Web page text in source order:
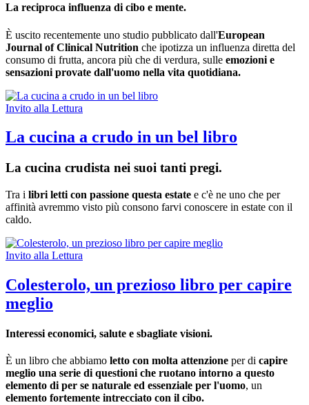
La reciproca influenza di cibo e mente.
È uscito recentemente uno studio pubblicato dall'European
Journal of Clinical Nutrition che ipotizza un influenza diretta del
consumo di frutta, ancora più che di verdura, sulle emozioni e
sensazioni provate dall'uomo nella vita quotidiana.
Invito alla Lettura
La cucina a crudo in un bel libro
La cucina crudista nei suoi tanti pregi.
Tra i libri letti con passione questa estate e c'è ne uno che per
affinità avremmo visto più consono farvi conoscere in estate con il
caldo.
Invito alla Lettura
Colesterolo, un prezioso libro per capire
meglio
Interessi economici, salute e sbagliate visioni.
È un libro che abbiamo letto con molta attenzione per di capire
meglio una serie di questioni che ruotano intorno a questo
elemento di per se naturale ed essenziale per l'uomo, un
elemento fortemente intrecciato con il cibo.